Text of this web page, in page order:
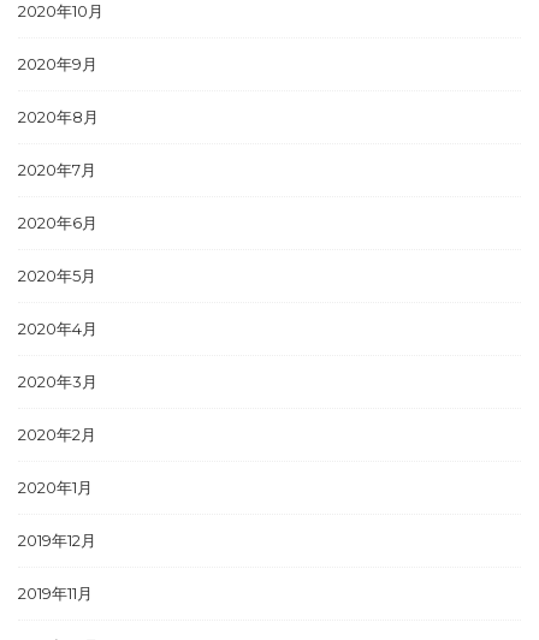
2020年10月
2020年9月
2020年8月
2020年7月
2020年6月
2020年5月
2020年4月
2020年3月
2020年2月
2020年1月
2019年12月
2019年11月